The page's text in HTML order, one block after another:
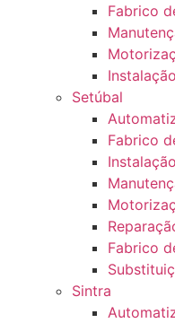
Fabrico
Setúbal
Fabrico
Fabrico
Sintra